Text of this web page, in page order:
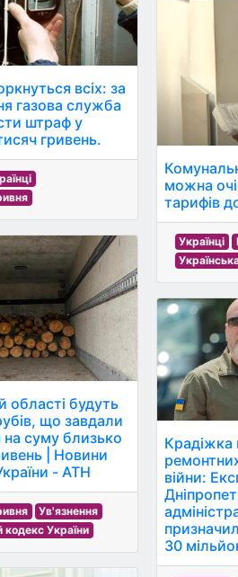
всіх: за
газова служба
штраф у
гривень.
області будуть
що завдали
суму близько
| Новини
- АТН
Ув'язнення
кодекс України
можна
тарифів
Українці
Крадіжка
війни:
30